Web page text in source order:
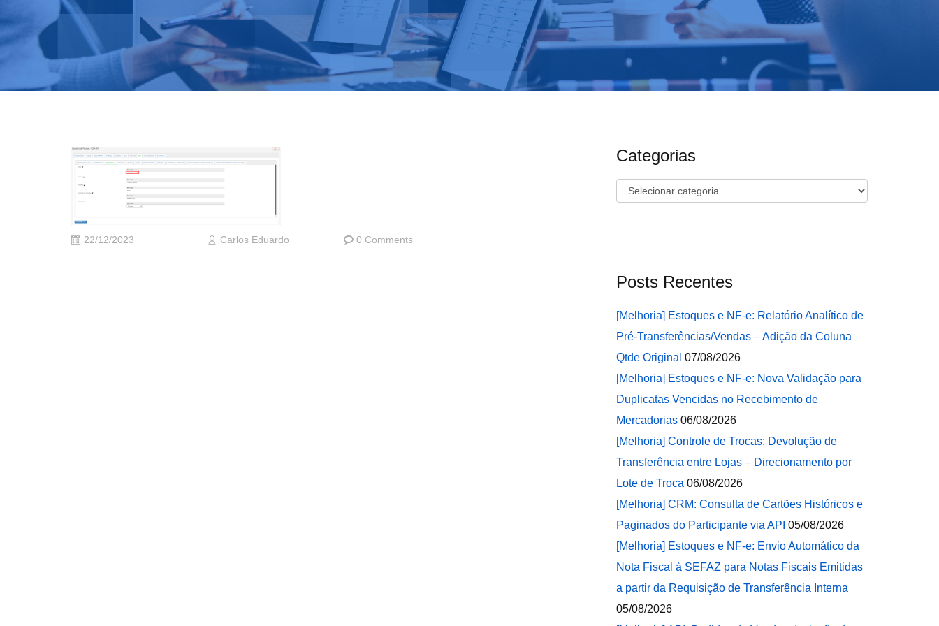
22/12/2023 Carlos Eduardo 0 Comments
Categorias
Categorias
Posts Recentes
[Melhoria] Estoques e NF-e: Relatório Analítico de
Pré-Transferências/Vendas – Adição da Coluna
Qtde Original 07/08/2026
[Melhoria] Estoques e NF-e: Nova Validação para
Duplicatas Vencidas no Recebimento de
Mercadorias 06/08/2026
[Melhoria] Controle de Trocas: Devolução de
Transferência entre Lojas – Direcionamento por
Lote de Troca 06/08/2026
[Melhoria] CRM: Consulta de Cartões Históricos e
Paginados do Participante via API 05/08/2026
[Melhoria] Estoques e NF-e: Envio Automático da
Nota Fiscal à SEFAZ para Notas Fiscais Emitidas
a partir da Requisição de Transferência Interna
05/08/2026